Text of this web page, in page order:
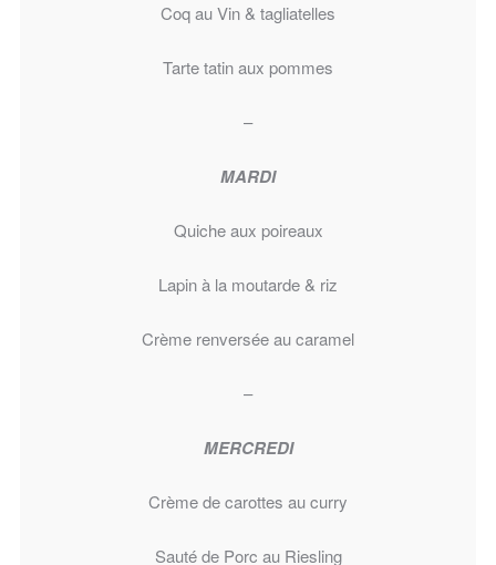
Coq au Vin & tagliatelles
Tarte tatin aux pommes
–
MARDI
Quiche aux poireaux
Lapin à la moutarde & riz
Crème renversée au caramel
–
MERCREDI
Crème de carottes au curry
Sauté de Porc au Riesling